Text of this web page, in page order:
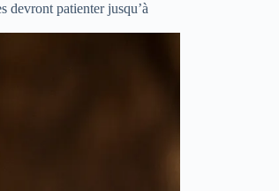
devront patienter jusqu’à